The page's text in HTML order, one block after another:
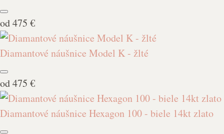
od475 €
Diamantové náušnice Model K - žlté
od475 €
Diamantové náušnice Hexagon 100 - biele 14kt zlato